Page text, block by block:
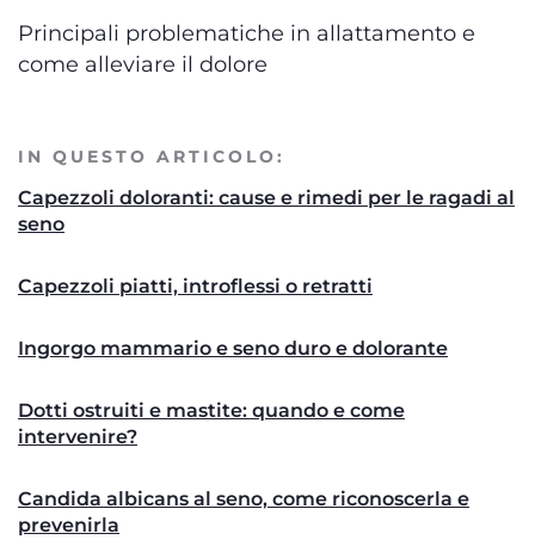
Principali problematiche in allattamento e
come alleviare il dolore
IN QUESTO ARTICOLO:
Capezzoli doloranti: cause e rimedi per le ragadi al
seno
Capezzoli piatti, introflessi o retratti
Ingorgo mammario e seno duro e dolorante
Dotti ostruiti e mastite: quando e come
intervenire?
Candida albicans al seno, come riconoscerla e
prevenirla